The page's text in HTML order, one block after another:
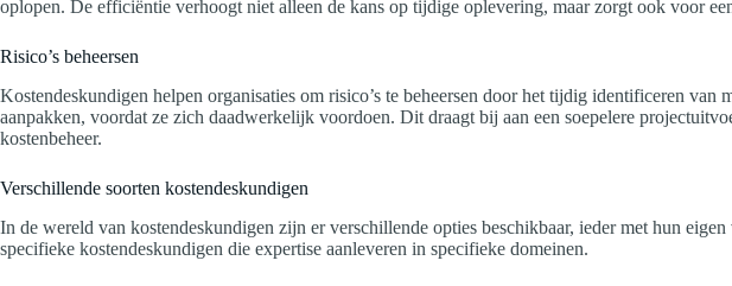
oplopen. De efficiëntie verhoogt niet alleen de kans op tijdige oplevering, maar zorgt ook voor
Risico’s beheersen
Kostendeskundigen helpen organisaties om risico’s te beheersen door het tijdig identificeren
aanpakken, voordat ze zich daadwerkelijk voordoen. Dit draagt bij aan een soepelere
kostenbeheer.
Verschillende soorten kostendeskundigen
In de wereld van kostendeskundigen zijn er verschillende opties beschikbaar, ieder met hun
specifieke kostendeskundigen die expertise aanleveren in specifieke domeinen.